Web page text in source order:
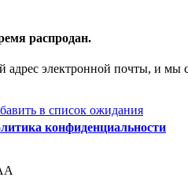
распродан.
адрес электронной почты, и мы
в список ожидания
конфиденциальности